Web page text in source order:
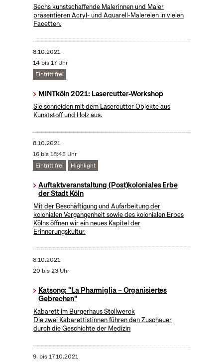
Sechs kunstschaffende Malerinnen und Maler
präsentieren Acryl- und Aquarell-Malereien in vielen
Facetten.
8.10.2021
14 bis 17 Uhr
Eintritt frei
MINTköln 2021: Lasercutter-Workshop
Sie schneiden mit dem Lasercutter Objekte aus
Kunststoff und Holz aus.
8.10.2021
16 bis 18:45 Uhr
Eintritt frei
Highlight
Auftaktveranstaltung (Post)koloniales Erbe
der Stadt Köln
Mit der Beschäftigung und Aufarbeitung der
kolonialen Vergangenheit sowie des kolonialen Erbes
Kölns öffnen wir ein neues Kapitel der
Erinnerungskultur.
8.10.2021
20 bis 23 Uhr
Katsong: "La Pharmiglia – Organisiertes
Gebrechen"
Kabarett im Bürgerhaus Stollwerck
Die zwei Kabarettistinnen führen den Zuschauer
durch die Geschichte der Medizin
9. bis17.10.2021